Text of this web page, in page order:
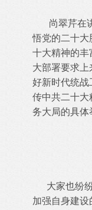
尚翠芹在
悟党的二十大
十大精神的丰
大部署要求
好新时代统战
传中共二十大
务大局的具体
大家也纷纷
加强自身建